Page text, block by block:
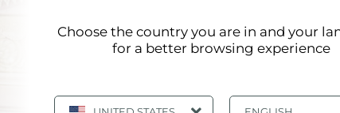
la potenza massima può
ai valori riportatiChoose the country you are in and your
for a better browsing experience